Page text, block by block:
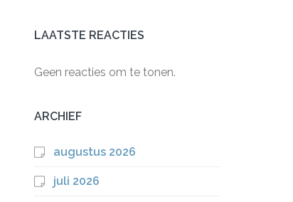
LAATSTE REACTIES
Geen reacties om te tonen.
ARCHIEF
augustus 2026
juli 2026